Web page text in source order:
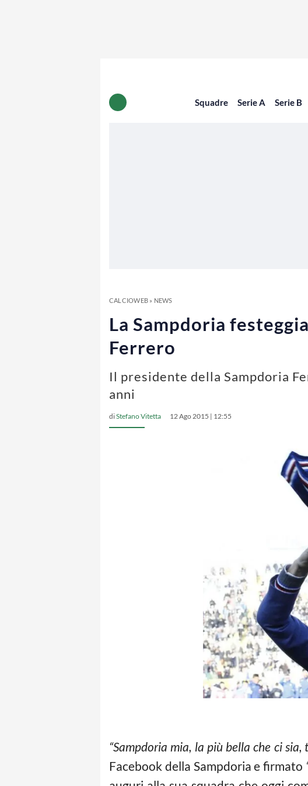
Squadre Serie A Serie B
CALCIOWEB» NEWS
La Sampdoria
Ferrero
Il presidente della Sampdoria
anni
diStefano Vitetta 12 Ago 2015 | 12:55
“Sampdoria mia, la più bella che ci
Facebook della Sampdoria e firmato